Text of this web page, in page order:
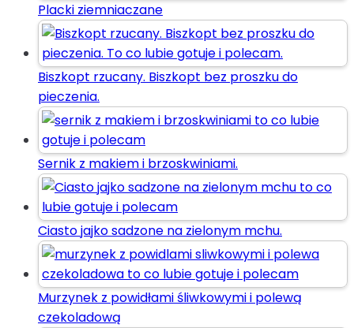
Placki ziemniaczane
Biszkopt rzucany. Biszkopt bez proszku do
pieczenia.
Sernik z makiem i brzoskwiniami.
Ciasto jajko sadzone na zielonym mchu.
Murzynek z powidłami śliwkowymi i polewą
czekoladową